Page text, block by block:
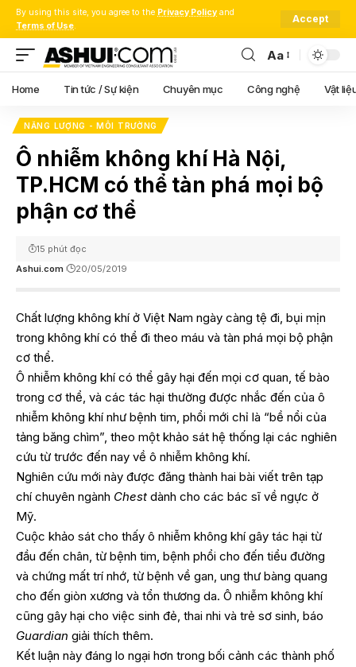
By using this site, you agree to the Privacy Policy and
Terms of Use.
Accept
Font
Resizer
Aa
Home Tin tức / Sự kiện Chuyên mục Công nghệ Vật
NĂNG LƯỢNG - MÔI TRƯỜNG
Ô nhiễm không khí Hà Nội,
TP.HCM có thể tàn phá mọi bộ
phận cơ thể
Ashui.com 20/05/2019
15 phút đọc
Chất lượng không khí ở Việt Nam ngày càng tệ đi, bụi mịn
trong không khí có thể đi theo máu và tàn phá mọi bộ phận
cơ thể.
Ô nhiễm không khí có thể gây hại đến mọi cơ quan, tế bào
trong cơ thể, và các tác hại thường được nhắc đến của ô
nhiễm không khí như bệnh tim, phổi mới chỉ là “bề nổi của
tảng băng chìm”, theo một khảo sát hệ thống lại các nghiên
cứu từ trước đến nay về ô nhiễm không khí.
Nghiên cứu mới này được đăng thành hai bài viết trên tạp
chí chuyên ngành Chest dành cho các bác sĩ về ngực ở
Mỹ.
Cuộc khảo sát cho thấy ô nhiễm không khí gây tác hại từ
đầu đến chân, từ bệnh tim, bệnh phổi cho đến tiểu đường
và chứng mất trí nhớ, từ bệnh về gan, ung thư bàng quang
cho đến giòn xương và tổn thương da. Ô nhiễm không khí
cũng gây hại cho việc sinh đẻ, thai nhi và trẻ sơ sinh, báo
Guardian giải thích thêm.
Kết luận này đáng lo ngại hơn trong bối cảnh các thành phố